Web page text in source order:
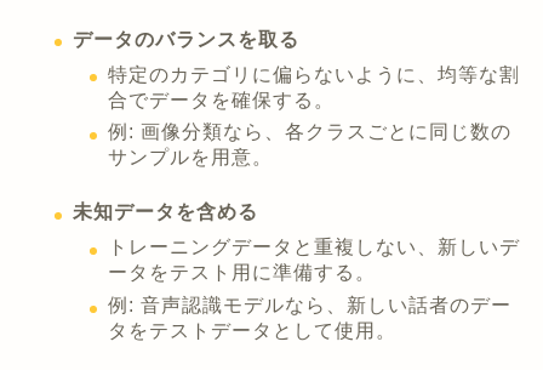
データのバランスを取る
特定のカテゴリに偏らないように、均等な割
合でデータを確保する。
例: 画像分類なら、各クラスごとに同じ数の
サンプルを用意。
未知データを含める
トレーニングデータと重複しない、新しいデ
ータをテスト用に準備する。
例: 音声認識モデルなら、新しい話者のデー
タをテストデータとして使用。